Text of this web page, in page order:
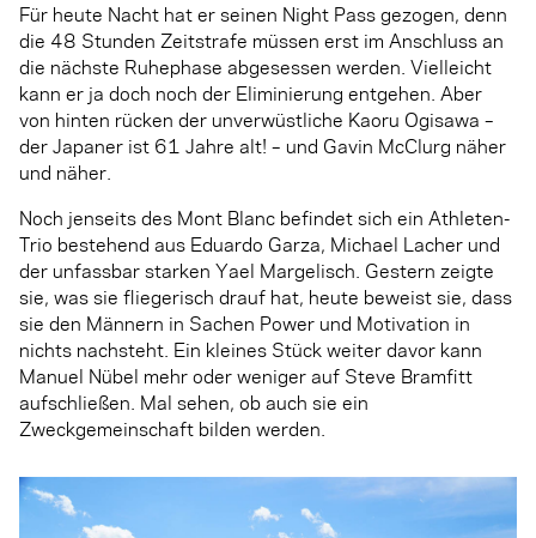
Für heute Nacht hat er seinen Night Pass gezogen, denn
die 48 Stunden Zeitstrafe müssen erst im Anschluss an
die nächste Ruhephase abgesessen werden. Vielleicht
kann er ja doch noch der Eliminierung entgehen. Aber
von hinten rücken der unverwüstliche Kaoru Ogisawa –
der Japaner ist 61 Jahre alt! – und Gavin McClurg näher
und näher.
Noch jenseits des Mont Blanc befindet sich ein Athleten-
Trio bestehend aus Eduardo Garza, Michael Lacher und
der unfassbar starken Yael Margelisch. Gestern zeigte
sie, was sie fliegerisch drauf hat, heute beweist sie, dass
sie den Männern in Sachen Power und Motivation in
nichts nachsteht. Ein kleines Stück weiter davor kann
Manuel Nübel mehr oder weniger auf Steve Bramfitt
aufschließen. Mal sehen, ob auch sie ein
Zweckgemeinschaft bilden werden.